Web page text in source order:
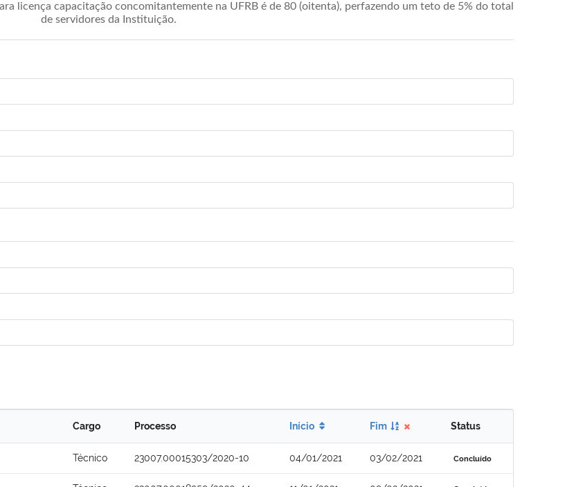
licença capacitação concomitantemente na UFRB é de 80 (oitenta), perfazendo um teto de 5% do total
de servidores da Instituição.
Cargo Processo Início Fim Status
Técnico 23007.00015303/2020-10 04/01/2021 03/02/2021 Concluído